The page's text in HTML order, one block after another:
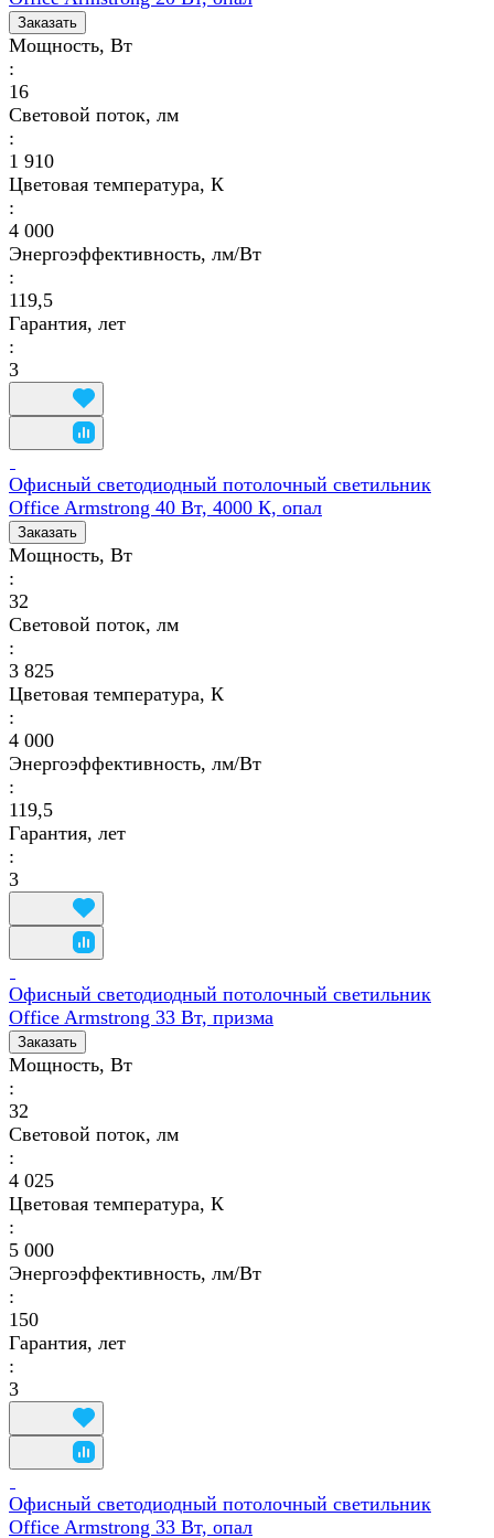
Заказать
Мощность, Вт
:
16
Световой поток, лм
:
1 910
Цветовая температура, К
:
4 000
Энергоэффективность, лм/Вт
:
119,5
Гарантия, лет
:
3
Офисный светодиодный потолочный светильник
Office Armstrong 40 Вт, 4000 К, опал
Заказать
Мощность, Вт
:
32
Световой поток, лм
:
3 825
Цветовая температура, К
:
4 000
Энергоэффективность, лм/Вт
:
119,5
Гарантия, лет
:
3
Офисный светодиодный потолочный светильник
Office Armstrong 33 Вт, призма
Заказать
Мощность, Вт
:
32
Световой поток, лм
:
4 025
Цветовая температура, К
:
5 000
Энергоэффективность, лм/Вт
:
150
Гарантия, лет
:
3
Офисный светодиодный потолочный светильник
Office Armstrong 33 Вт, опал